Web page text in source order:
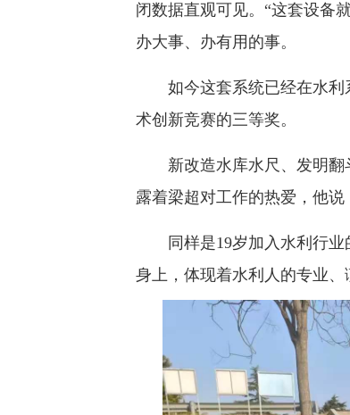
闭数据直观可见。“这套设备
办大事、办有用的事。
如今这套系统已经在水利
术创新竞赛的三等奖。
新改造水库水尺、发明翻
露着梁超对工作的热爱，他
同样是19岁加入水利行业
身上，体现着水利人的专业、